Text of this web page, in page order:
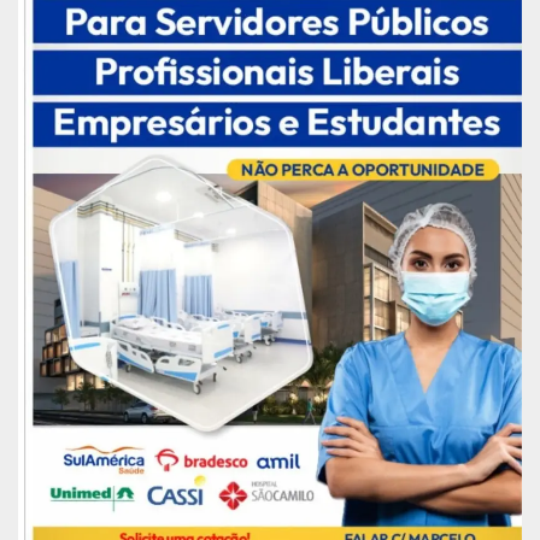
Os atendimentos na Vila Progresso seguem até
quarta-feira (20), no Posto avançado da Justiça.
Na quinta-feira, dia 21, o Barco da Jornada segue
para o Porto Fábrica, que atende Itamatatuba e
outras localidades. Na sexta-feira (22), a